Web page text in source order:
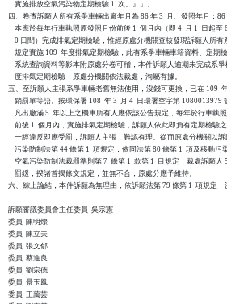
    實施排放空氣污染物定期檢驗 1  次。』」。
四、卷查訴願人所有系爭車輛出廠年月為 86 年 3  月、發照年月：86
本應於每年行車執照原發照月份前後 1  個月內（即 4  月 1  日起至 6
0 日間）完成排氣定期檢驗，惟經原處分機關查核發現訴願人所
規定實施 109  年度排氣定期檢驗，此有系爭車輛車籍資料、定期
系統查詢資料等影本附原處分卷可稽，本件訴願人逾期未完成系爭
    度排氣定期檢驗，原處分機關依法裁處，洵屬有據。
五、至訴願人主張系爭車輛老舊無法使用，沒錢可更換，已在 109
銷罰單等語。按環保署 108  年 3  月 4  日環署空字第 1080013979
凡出廠滿 5  年以上之機車所有人應依該公告規定，每年於行車執
前後 1  個月內，實施排氣定期檢驗，訴願人依此即負有定期檢驗
一經違反即應受罰，訴願人主張，難認有理。從而原處分機關以
污染防制法第 44 條第 1  項規定，依同法第 80 條第 1  項及移動污
空氣污染防制法裁罰準則第 7  條第 1  款第 1  目規定，裁處訴願人
    罰鍰，揆諸首揭條文規定，並無不合，原處分應予維持。
六、綜上論結，本件訴願為無理由，依訴願法第 79 條第 1  項規定，
訴願審議委員會主任委員  吳宗憲
委員  陳明燦
委員  陳立夫
委員  張文郁
委員  蔡進良
委員  劉宗德
委員  景玉鳳
委員  王藹芸